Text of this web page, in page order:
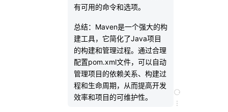
有可用的命令和选项。
总结：Maven是一个强大的构
建工具，它简化了Java项目
的构建和管理过程。通过合理
配置pom.xml文件，可以自动
管理项目的依赖关系、构建过
程和生命周期，从而提高开发
效率和项目的可维护性。